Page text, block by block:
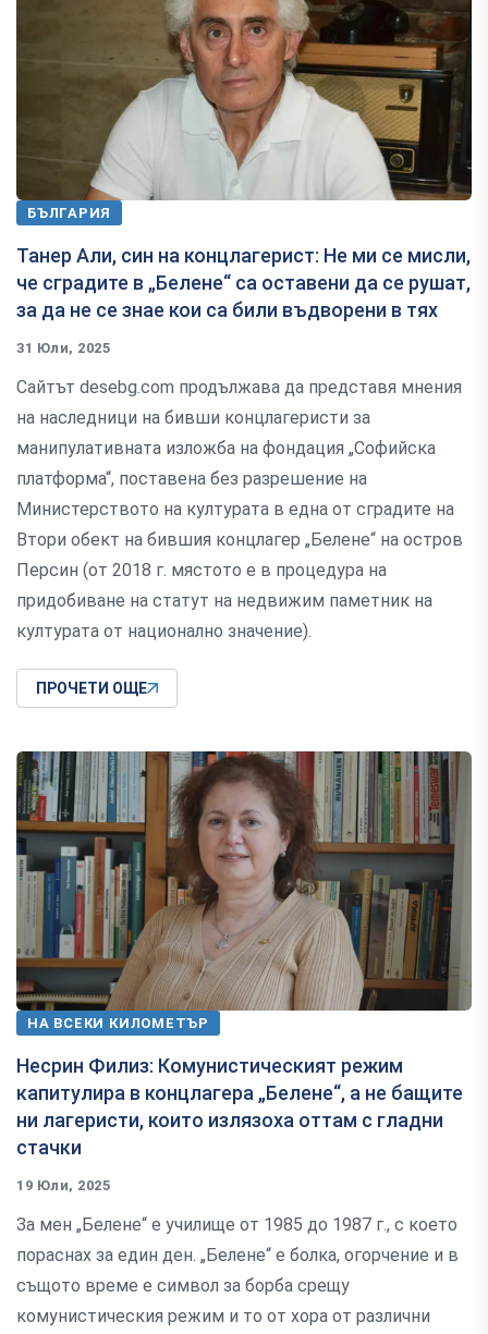
БЪЛГАРИЯ
Танер Али, син на концлагерист: Не ми се мисли,
че сградите в „Белене“ са оставени да се рушат,
за да не се знае кои са били въдворени в тях
31 Юли, 2025
Сайтът desebg.com продължава да представя мнения
на наследници на бивши концлагеристи за
манипулативната изложба на фондация „Софийска
платформа“, поставена без разрешение на
Министерството на културата в една от сградите на
Втори обект на бившия концлагер „Белене“ на остров
Персин (от 2018 г. мястото е в процедура на
придобиване на статут на недвижим паметник на
културата от национално значение).
ПРОЧЕТИ ОЩЕ
НА ВСЕКИ КИЛОМЕТЪР
Несрин Филиз: Комунистическият режим
капитулира в концлагера „Белене“, а не бащите
ни лагеристи, които излязоха оттам с гладни
стачки
19 Юли, 2025
За мен „Белене“ е училище от 1985 до 1987 г., с което
пораснах за един ден. „Белене“ е болка, огорчение и в
същото време е символ за борба срещу
комунистическия режим и то от хора от различни